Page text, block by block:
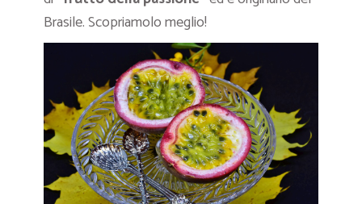
Brasile. Scopriamolo meglio!